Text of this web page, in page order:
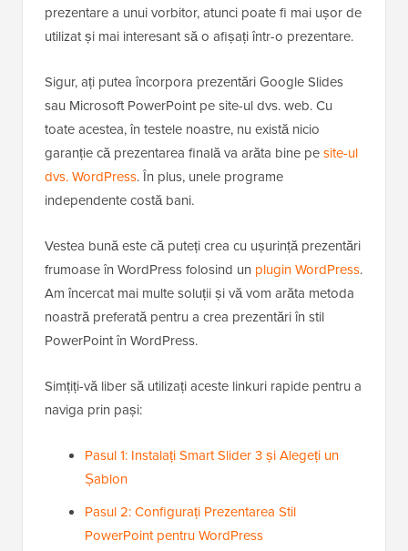
prezentare a unui vorbitor, atunci poate fi mai ușor de
utilizat și mai interesant să o afișați într-o prezentare.
Sigur, ați putea încorpora prezentări Google Slides
sau Microsoft PowerPoint pe site-ul dvs. web. Cu
toate acestea, în testele noastre, nu există nicio
garanție că prezentarea finală va arăta bine pesite-ul
dvs. WordPress. În plus, unele programe
independente costă bani.
Vestea bună este că puteți crea cu ușurință prezentări
frumoase în WordPress folosind un plugin WordPress.
Am încercat mai multe soluții și vă vom arăta metoda
noastră preferată pentru a crea prezentări în stil
PowerPoint în WordPress.
Simțiți-vă liber să utilizați aceste linkuri rapide pentru a
naviga prin pași:
Pasul 1: Instalați Smart Slider 3 și Alegeți un
Șablon
Pasul 2: Configurați Prezentarea Stil
PowerPoint pentru WordPress